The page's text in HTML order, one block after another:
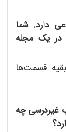
دارد. شما
در یک مجله
بقیه قسمتها
غیردرسی چه